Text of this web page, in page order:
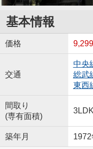
基本情報
価格
交通
中央
総武
東西
間取り
(専有面積)
築年月